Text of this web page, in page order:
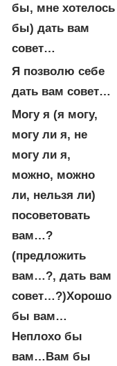
бы, мне хотелось
бы) дать вам
совет…
Я позволю себе
дать вам совет…
Могу я (я могу,
могу ли я, не
могу ли я,
можно, можно
ли, нельзя ли)
посоветовать
вам…?
(предложить
вам…?, дать вам
совет…?)Хорошо
бы вам…
Неплохо бы
вам…Вам бы